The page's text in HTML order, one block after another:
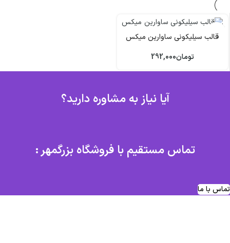
قالب سیلیکونی ساوارین میکس
تومان292,000
آیا نیاز به مشاوره دارید؟
تماس مستقیم با فروشگاه بزرگمهر :
تماس با ما